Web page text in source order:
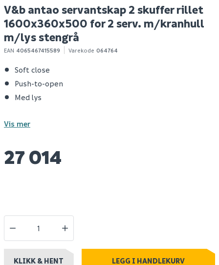
V&b antao servantskap 2 skuffer rillet
1600x360x500 for 2 serv. m/kranhull
m/lys stengrå
EAN 4065467415589 Varekode 064764
Soft close
Push-to-open
Med lys
Vis mer
27 014
KLIKK & HENT LEGG I HANDLEKURV